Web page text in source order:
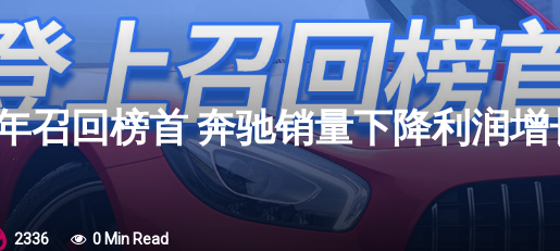
召回榜首 奔驰销量下降利润
2336 0 Min Read